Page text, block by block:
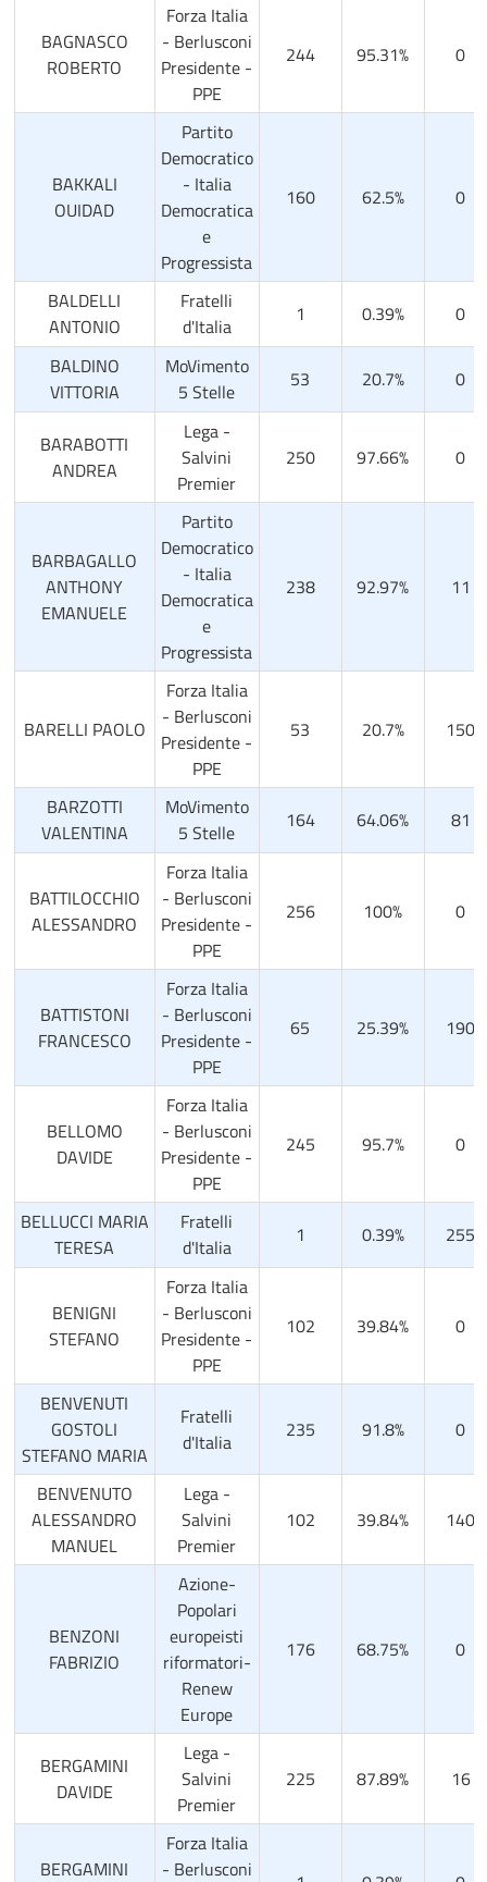
BAGNASCO
ROBERTO
Forza Italia
- Berlusconi
Presidente -
PPE
244 95.31% 0
BAKKALI
OUIDAD
Partito
Democratico
- Italia
Democratica
e
Progressista
160 62.5% 0
BALDELLI
ANTONIO
Fratelli
d'Italia
1 0.39%
0
BALDINO
VITTORIA
MoVimento
5 Stelle
53 20.7% 0
BARABOTTI
ANDREA
Lega -
Salvini
Premier
250 97.66% 0
BARBAGALLO
ANTHONY
EMANUELE
Partito
Democratico
- Italia
Democratica
e
Progressista
238 92.97% 11
BARELLI PAOLO
Forza Italia
- Berlusconi
Presidente -
PPE
53 20.7% 150
BARZOTTI
VALENTINA
MoVimento
5 Stelle
164 64.06% 81
BATTILOCCHIO
ALESSANDRO
Forza Italia
- Berlusconi
Presidente -
PPE
256 100% 0
BATTISTONI
FRANCESCO
Forza Italia
- Berlusconi
Presidente -
PPE
65 25.39% 190
BELLOMO
DAVIDE
Forza Italia
- Berlusconi
Presidente -
PPE
245 95.7% 0
BELLUCCI MARIA
TERESA
Fratelli
d'Italia
1 0.39% 255
BENIGNI
STEFANO
Forza Italia
- Berlusconi
Presidente -
PPE
102 39.84% 0
BENVENUTI
GOSTOLI
STEFANO MARIA
Fratelli
d'Italia
235 91.8% 0
BENVENUTO
ALESSANDRO
MANUEL
Lega -
Salvini
Premier
102 39.84% 140
BENZONI
FABRIZIO
Azione-
Popolari
europeisti
riformatori-
Renew
Europe
176 68.75% 0
BERGAMINI
DAVIDE
Lega -
Salvini
Premier
225 87.89% 16
BERGAMINI
Forza Italia
- Berlusconi